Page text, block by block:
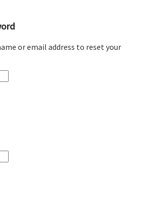
or email address to reset your